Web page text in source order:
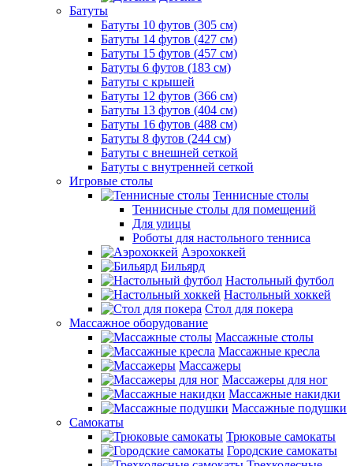
Батуты
Батуты 10 футов (305 см)
Батуты 14 футов (427 см)
Батуты 15 футов (457 см)
Батуты 6 футов (183 см)
Батуты с крышей
Батуты 12 футов (366 см)
Батуты 13 футов (404 см)
Батуты 16 футов (488 см)
Батуты 8 футов (244 см)
Батуты с внешней сеткой
Батуты с внутренней сеткой
Игровые столы
Теннисные столы
Теннисные столы для помещений
Для улицы
Роботы для настольного тенниса
Аэрохоккей
Бильярд
Настольный футбол
Настольный хоккей
Стол для покера
Массажное оборудование
Массажные столы
Массажные кресла
Массажеры
Массажеры для ног
Массажные накидки
Массажные подушки
Самокаты
Трюковые самокаты
Городские самокаты